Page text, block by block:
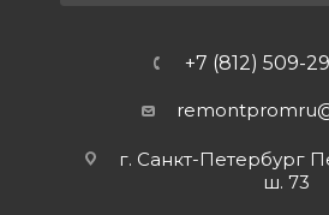
+7 (812) 509-
remontpromru
г. Санкт-Петербург
ш. 73